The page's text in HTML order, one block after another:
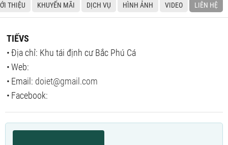
THIỆU KHUYẾN MÃI DỊCH VỤ HÌNH ẢNH VIDEO LIÊN HỆ
TIẾVS
Địa chỉ: Khu tái định cư Bắc Phú Cá
Web:
Email: doiet@gmail.com
Facebook: